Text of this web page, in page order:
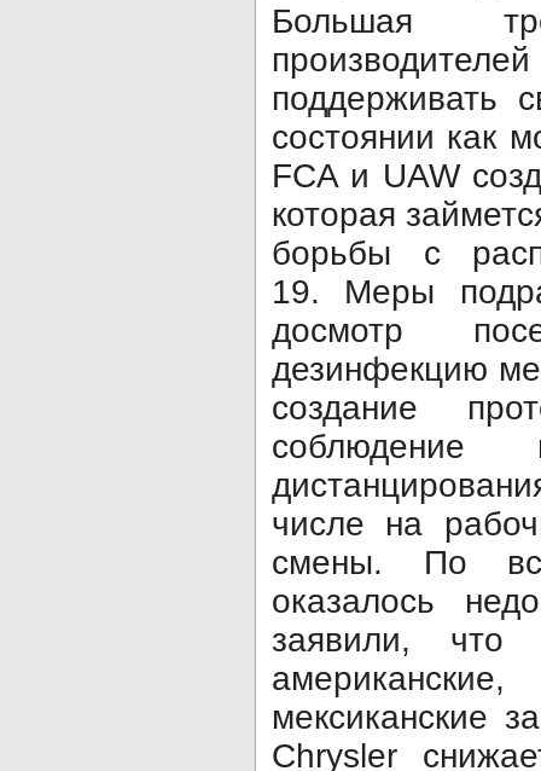
Большая
поддерживать
состоянии как
FCA и UAW
которая
борьбы с
19. Меры
досмотр
дезинфекцию
создание
соблюдение
числе на
смены. По
оказалось
заявили, что
мексиканские
Chrysler